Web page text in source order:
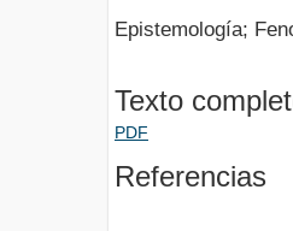
Epistemología;
Texto
PDF
Referencias